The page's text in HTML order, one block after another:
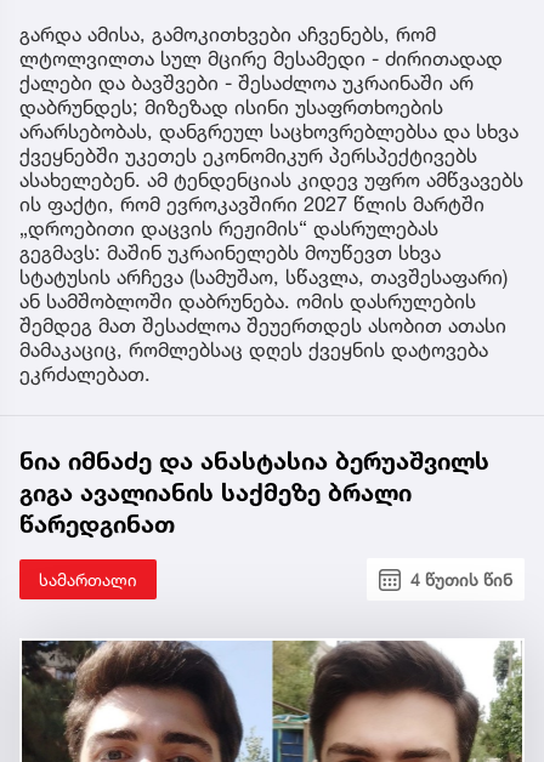
გარდა ამისა, გამოკითხვები აჩვენებს, რომ
ლტოლვილთა სულ მცირე მესამედი - ძირითადად
ქალები და ბავშვები - შესაძლოა უკრაინაში არ
დაბრუნდეს; მიზეზად ისინი უსაფრთხოების
არარსებობას, დანგრეულ საცხოვრებლებსა და სხვა
ქვეყნებში უკეთეს ეკონომიკურ პერსპექტივებს
ასახელებენ. ამ ტენდენციას კიდევ უფრო ამწვავებს
ის ფაქტი, რომ ევროკავშირი 2027 წლის მარტში
„დროებითი დაცვის რეჟიმის“ დასრულებას
გეგმავს: მაშინ უკრაინელებს მოუწევთ სხვა
სტატუსის არჩევა (სამუშაო, სწავლა, თავშესაფარი)
ან სამშობლოში დაბრუნება. ომის დასრულების
შემდეგ მათ შესაძლოა შეუერთდეს ასობით ათასი
მამაკაციც, რომლებსაც დღეს ქვეყნის დატოვება
ეკრძალებათ.
ნია იმნაძე და ანასტასია ბერუაშვილს
გიგა ავალიანის საქმეზე ბრალი
წარედგინათ
სამართალი 4 წუთის წინ